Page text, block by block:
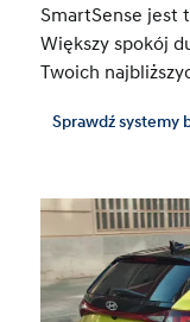
SmartSense jest
Większy spokój
Twoich
Sprawdź systemy